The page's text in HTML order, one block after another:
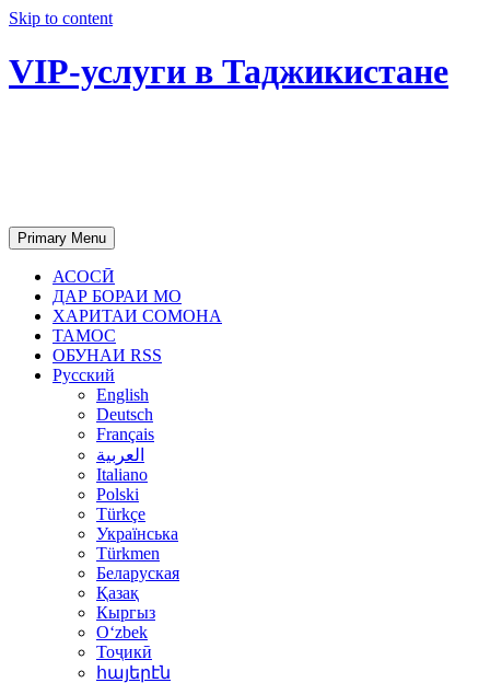
Skip to content
VIP-услуги в Таджикистане
Primary Menu
АСОСӢ
ДАР БОРАИ МО
ХАРИТАИ СОМОНА
ТАМОС
ОБУНАИ RSS
Русский
English
Deutsch
Français
العربية
Italiano
Polski
Türkçe
Українська
Türkmen
Беларуская
Қазақ
Кыргыз
Oʻzbek
Тоҷикӣ
հայերէն